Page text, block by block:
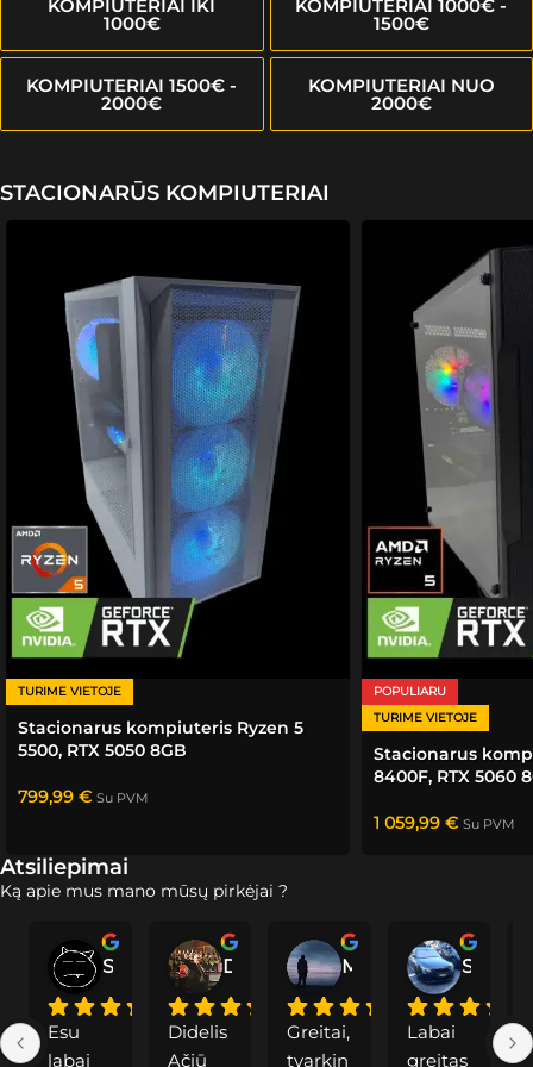
KOMPIUTERIAI IKI
1000€
KOMPIUTERIAI 1000€ -
1500€
KOMPIUTERIAI 1500€ -
2000€
KOMPIUTERIAI NUO
2000€
STACIONARŪS KOMPIUTERIAI
TURIME VIETOJE
Stacionarus kompiuteris Ryzen 5
5500, RTX 5050 8GB
799,99 € Su PVM
POPULIARU
TURIME VIETOJE
Stacionarus
8400F, RTX 5060
1 059,99 € Su PVM
Atsiliepimai
Ką apie mus mano mūsų pirkėjai ?
Esu
labai
Didelis
Ačiū
Greitai,
tvarkin
Labai
greitas